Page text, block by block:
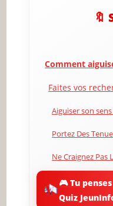
🔖
Comment
Faites vos
Aiguiser son
Portez Des
Ne Craignez Pas
Habillez–vous
Faites un «
🎮 Tu
Quiz